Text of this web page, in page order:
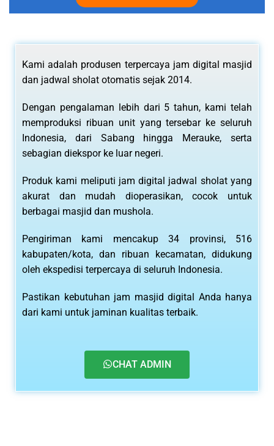
Kami adalah produsen terpercaya jam digital masjid
dan jadwal sholat otomatis sejak 2014.
Dengan pengalaman lebih dari 5 tahun, kami telah
memproduksi ribuan unit yang tersebar ke seluruh
Indonesia, dari Sabang hingga Merauke, serta
sebagian diekspor ke luar negeri.
Produk kami meliputi jam digital jadwal sholat yang
akurat dan mudah dioperasikan, cocok untuk
berbagai masjid dan mushola.
Pengiriman kami mencakup 34 provinsi, 516
kabupaten/kota, dan ribuan kecamatan, didukung
oleh ekspedisi terpercaya di seluruh Indonesia.
Pastikan kebutuhan jam masjid digital Anda hanya
dari kami untuk jaminan kualitas terbaik.
CHAT ADMIN